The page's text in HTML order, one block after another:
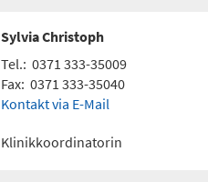
Sylvia Christoph
Tel.: 0371 333-35009
Fax: 0371 333-35040
Kontakt via E-Mail
Klinikkoordinatorin